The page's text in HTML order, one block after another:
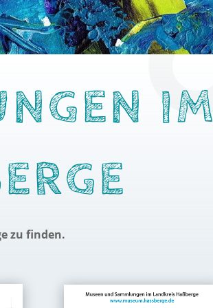
IM
zu finden.